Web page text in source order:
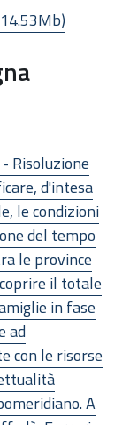
14.53Mb)
Risoluzione
d'intesa
le condizioni
del tempo
le province
il totale
in fase
ad
con le risorse
A